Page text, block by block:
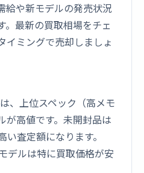
給や新モデルの発売状況
。最新の買取相場をチェ
イミングで売却しましょ
、上位スペック（高メモ
が高値です。未開封品は
査定額になります。
デルは特に買取価格が安